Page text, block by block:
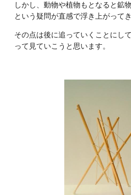
しかし、動物や植物もとなると鉱
という疑問が直感で浮き上がってき
その点は後に追っていくことにし
って見ていこうと思います。